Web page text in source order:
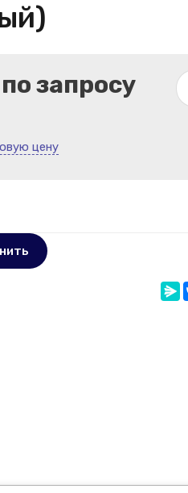
запросу
цену